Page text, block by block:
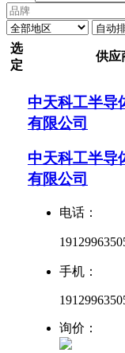
选
定
供应
中天科工半导
有限公司
中天科工半导
有限公司
电话：
手机：
询价：